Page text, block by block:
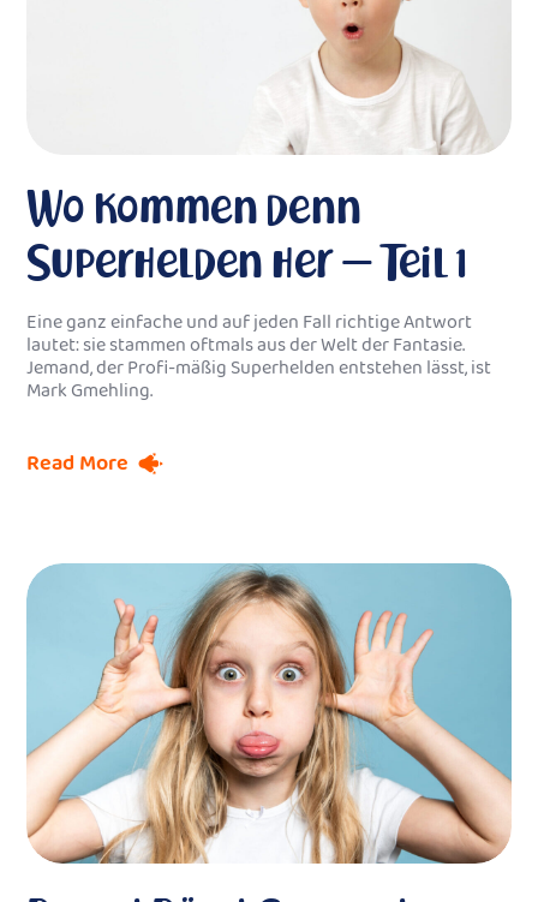
Wo kommen denn
Superhelden her – Teil 1
Eine ganz einfache und auf jeden Fall richtige Antwort
lautet: sie stammen oftmals aus der Welt der Fantasie.
Jemand, der Profi-mäßig Superhelden entstehen lässt, ist
Mark Gmehling.
Read More